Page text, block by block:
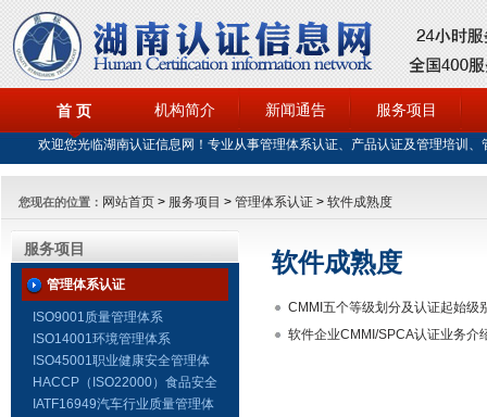
首 页
欢迎您光临湖南认证信息网！专业从事管理体系认证、产品认证及管理培训
机构简介 新闻通告 服务项目
您现在的位置： 网站首页 > 服务项目 > 管理体系认证 > 软件成熟度
服务项目
管理体系认证
ISO9001质量管理体系
ISO14001环境管理体系
ISO45001职业健康安全管理体
系
HACCP（ISO22000）食品安全
管理体系
IATF16949汽车行业质量管理体
软件成熟度
CMMI五个等级划分及认证起始级
软件企业CMMI/SPCA认证业务介